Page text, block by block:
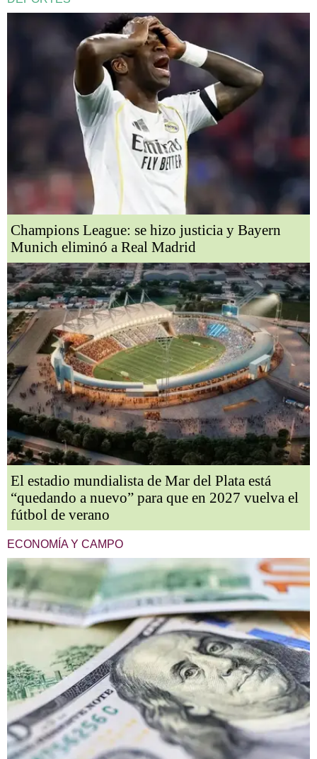
Champions League: se hizo justicia y Bayern
Munich eliminó a Real Madrid
El estadio mundialista de Mar del Plata está
“quedando a nuevo” para que en 2027 vuelva el
fútbol de verano
ECONOMÍA Y CAMPO